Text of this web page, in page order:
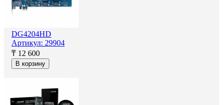
DG4204HD
Артикул: 29904
₸ 12 600
В корзину